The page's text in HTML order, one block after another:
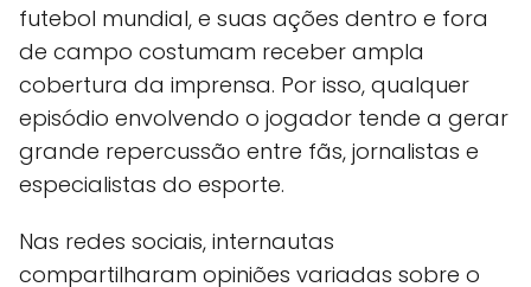
futebol mundial, e suas ações dentro e fora
de campo costumam receber ampla
cobertura da imprensa. Por isso, qualquer
episódio envolvendo o jogador tende a gerar
grande repercussão entre fãs, jornalistas e
especialistas do esporte.
Nas redes sociais, internautas
compartilharam opiniões variadas sobre o